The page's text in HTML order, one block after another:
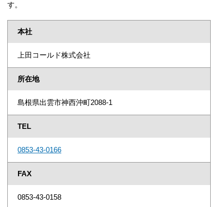
す。
本社
上田コールド株式会社
所在地
島根県出雲市神西沖町2088-1
TEL
0853-43-0166
FAX
0853-43-0158